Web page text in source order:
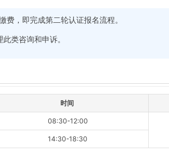
费，即完成第二轮认证报名流程。
类咨询和申诉。
时间
08:30-12:00
14:30-18:30